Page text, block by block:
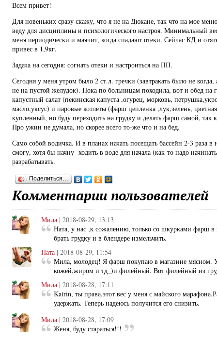
Всем привет!
Для новеньких сразу скажу, что я не на Дюкане, так что на мое
веду для дисциплины и психологического настроя. Минимальный
меня периодически и маячит, когда спадают отеки. Сейчас КД и
привес в 1,9кг.
Задача на сегодня: согнать отеки и настроиться на ПП.
Сегодня у меня утром было 2 ст.л. гречки (завтракать было не
не на пустой желудок). Пока по больницам походила, вот и обед на
капустный салат (пекинская капуста ,огурец, морковь,
масло,уксус) и паровые котлеты (фарш цепленка ,лук,зелень,
купленный, но буду переходить на грудку и делать фарш самой,
Про ужин не думала, но скорее всего то-же что и на бед.
Само собой водичка. И в планах начать посещать бассейн 2-3 раза в
смогу, хотя бы начну ходить в воде для начала (как-то надо
разрабатывать.
Поделиться…
Комментарии пользователей
Мила | 2018-08-29, 13:13
Ната, у нас ,к сожалению, только со шкурками фарш
брать грудку и в блендере измельчить.
Ната | 2018-08-29, 11:54
Мила, молодец! Я фарш покупаю в магазине мясном.
кожей,жиром и тд_)и филейный. Вот филейный из
Мила | 2018-08-28, 17:11
Katrin, ты права,этот вес у меня с майского
удержать. Теперь надеюсь получится его снизить.
Мила | 2018-08-28, 17:09
Женя, буду стараться!!!